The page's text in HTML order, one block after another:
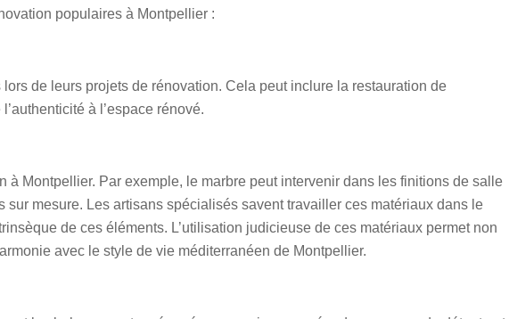
populaires à Montpellier :
de leurs projets de rénovation. Cela peut inclure la restauration de
à l’espace rénové.
Montpellier. Par exemple, le marbre peut intervenir dans les finitions de salle
mesure. Les artisans spécialisés savent travailler ces matériaux dans le
de ces éléments. L’utilisation judicieuse de ces matériaux permet non
avec le style de vie méditerranéen de Montpellier.